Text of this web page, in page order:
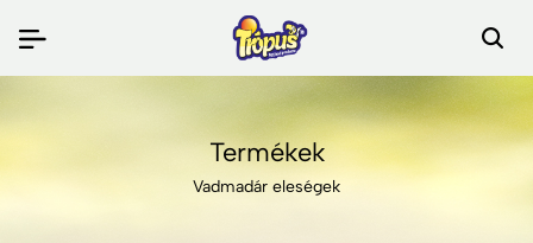
Termékek
Vadmadár eleségek